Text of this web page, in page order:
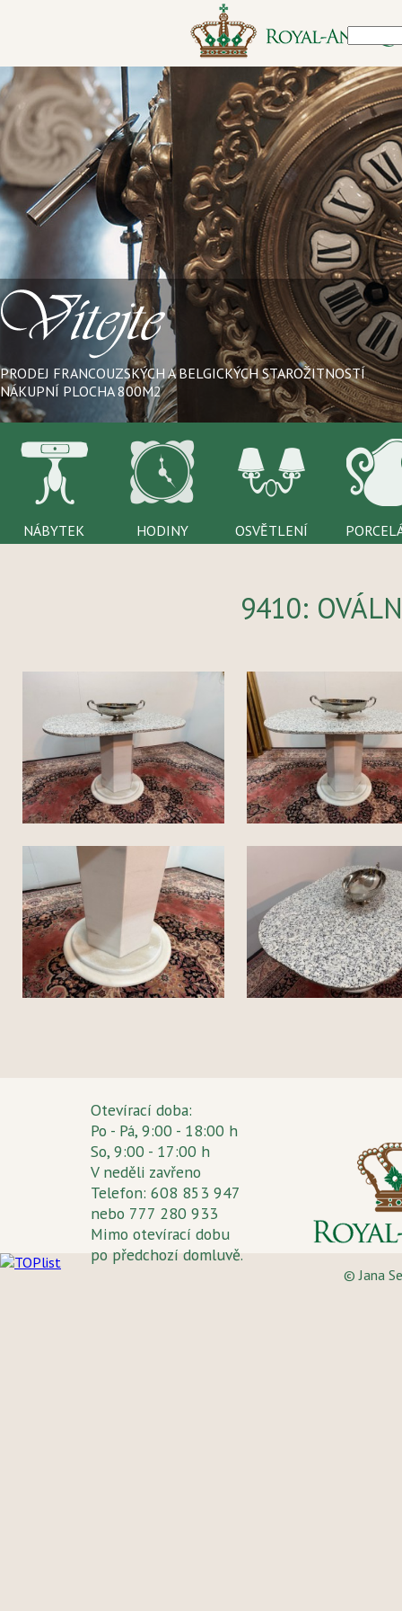
PRODEJ FRANCOUZSKÝCH A BELGICKÝCH STAROŽITNOSTÍ
NÁKUPNÍ PLOCHA 800M2
NÁBYTEK HODINY OSVĚTLENÍ
9410:
Otevírací doba:
Po - Pá, 9:00 - 18:00 h
So, 9:00 - 17:00 h
V neděli zavřeno
Telefon: 608 853 947
nebo 777 280 933
Mimo otevírací dobu
po předchozí domluvě.
© Jana